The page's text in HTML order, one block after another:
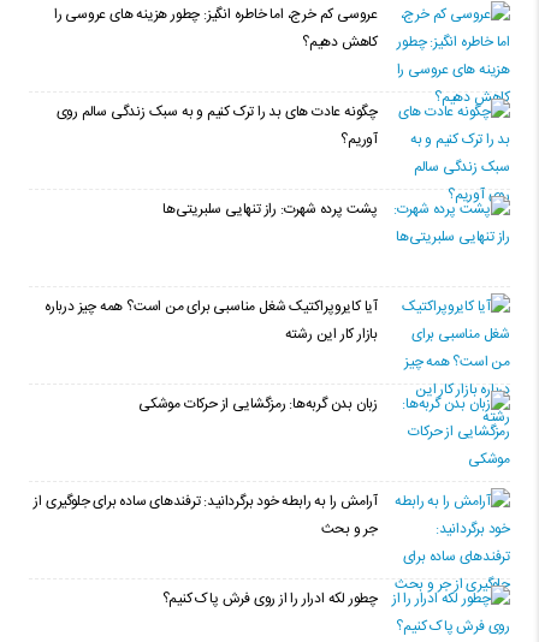
عروسی کم خرج، اما خاطره انگیز: چطور هزینه های عروسی را
کاهش دهیم؟
چگونه عادت‌ های بد را ترک کنیم و به سبک زندگی سالم روی
آوریم؟
پشت پرده شهرت: راز تنهایی سلبریتی‌ها
آیا کایروپراکتیک شغل مناسبی برای من است؟ همه چیز درباره
بازار کار این رشته
زبان بدن گربه‌ها: رمزگشایی از حرکات موشکی
آرامش را به رابطه خود برگردانید: ترفندهای ساده برای جلوگیری از
جر و بحث
چطور لکه ادرار را از روی فرش پاک کنیم؟